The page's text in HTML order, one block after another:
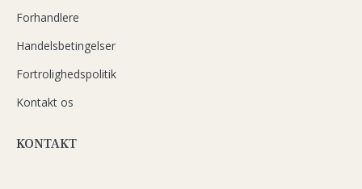
Forhandlere
Handelsbetingelser
Fortrolighedspolitik
Kontakt os
KONTAKT